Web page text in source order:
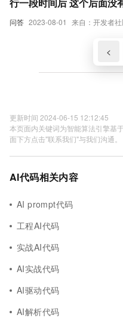
问答 2023-08-01 来自：开发者社
<
更新时间 2024-06-15 12:12:45
本页面内关键词为智能算法引擎基
面下方点击"联系我们"与我们沟通。
AI代码相关内容
AI prompt代码
工程AI代码
实战AI代码
AI实战代码
AI驱动代码
AI解析代码